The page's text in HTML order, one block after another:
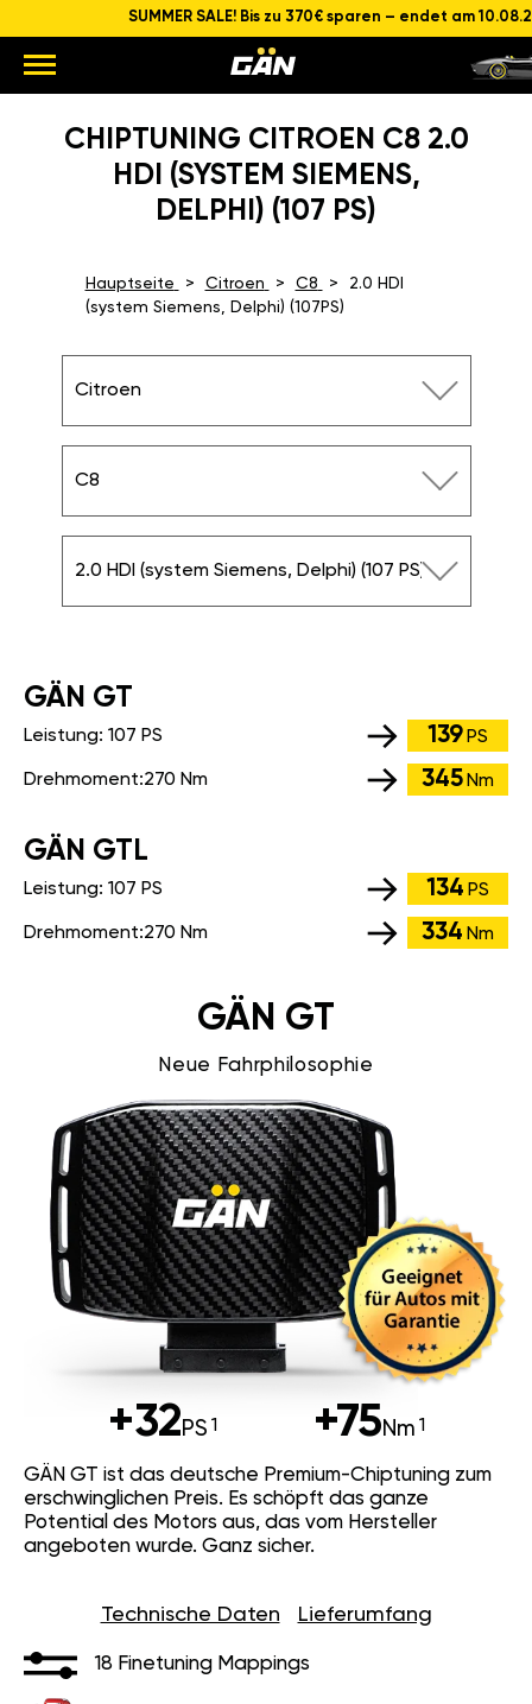
SUMMER SALE! Bis zu 370€ sparen – endet am
CHIPTUNING CITROEN C8 2.0
HDI (SYSTEM SIEMENS,
DELPHI) (107 PS)
Hauptseite Citroen C8
2.0 HDI
(system Siemens, Delphi) (107PS)
Citroen
C8
2.0 HDI (system Siemens, Delphi) (107 PS)
GÄN GT
Leistung: 107 PS 139 PS
Drehmoment:270 Nm 345 Nm
GÄN GTL
Leistung: 107 PS 134 PS
Drehmoment:270 Nm 334 Nm
GÄN GT
Neue Fahrphilosophie
+32PS +75Nm
GÄN GT ist das deutsche Premium-Chiptuning zum
erschwinglichen Preis. Es schöpft das ganze
Potential des Motors aus, das vom Hersteller
angeboten wurde. Ganz sicher.
Technische Daten Lieferumfang
18 Finetuning Mappings